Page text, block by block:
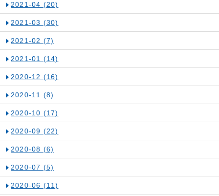
2021-04 (20)
2021-03 (30)
2021-02 (7)
2021-01 (14)
2020-12 (16)
2020-11 (8)
2020-10 (17)
2020-09 (22)
2020-08 (6)
2020-07 (5)
2020-06 (11)